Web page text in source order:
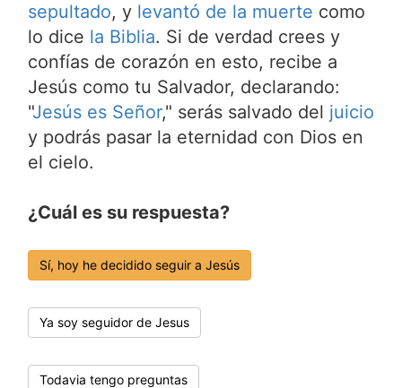
sepultado, y levantó de la muerte como
lo dice la Biblia. Si de verdad crees y
confías de corazón en esto, recibe a
Jesús como tu Salvador, declarando:
"Jesús es Señor," serás salvado del juicio
y podrás pasar la eternidad con Dios en
el cielo.
¿Cuál es su respuesta?
Sí, hoy he decidido seguir a Jesús
Ya soy seguidor de Jesus
Todavia tengo preguntas